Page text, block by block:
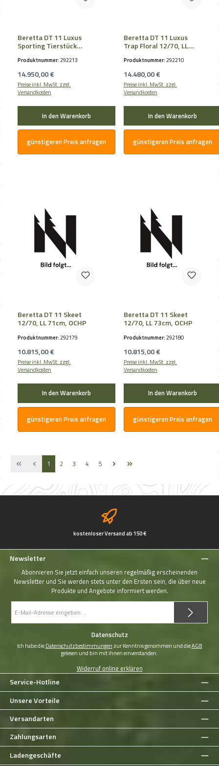
Beretta DT 11 Luxus
Sporting Tierstück
Produktnummer:292213
Regulärer Preis:
14.950,00 €
Preise inkl. MwSt. zzgl.
Versandkosten
In den Warenkorb
günstigeren Preis anfragen
Beretta DT 11 Luxus
Trap Floral 12/70, LL
Produktnummer:292210
Regulärer Preis:
14.480,00 €
Preise inkl. MwSt. zzgl.
Versandkosten
In den Warenkorb
günstigeren Preis anfragen
Beretta DT 11 Skeet
12/70, LL 71cm, OCHP
Produktnummer:292179
Regulärer Preis:
10.815,00 €
Preise inkl. MwSt. zzgl.
Versandkosten
In den Warenkorb
günstigeren Preis anfragen
Beretta DT 11 Skeet
12/70, LL 73cm, OCHP
Produktnummer:292180
Regulärer Preis:
10.815,00 €
Preise inkl. MwSt. zzgl.
Versandkosten
In den Warenkorb
günstigeren Preis anfragen
Seite
1 Seite
2 Seite
3 Seite
4 Seite
5
kostenloser Versand ab 150 €
Newsletter
Abonnieren Sie jetzt einfach unseren regelmäßig erscheinenden
Newsletter und Sie werden stets unter den Ersten sein, die über neue
Produkte und Angebote informiert werden.
Mail-
Datenschutz
Ich habe dieDatenschutzbestimmungen zur Kenntnis genommen und dieAGB
gelesen und bin mit ihnen einverstanden.
Widerruf online erklären
Service-Hotline
Unsere Vorteile
Versandarten
Zahlungsarten
Ladengeschäfte